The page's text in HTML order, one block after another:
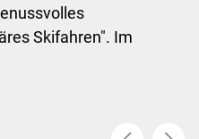
Skifahren". Im